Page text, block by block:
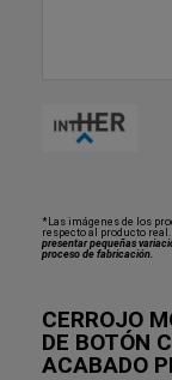
*Las imágenes de los
respecto al producto real.
presentar pequeñas
proceso de fabricación.
CERROJO
DE BOTÓN
ACABADO